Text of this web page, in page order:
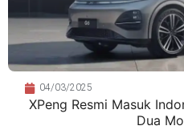
04/03/2025
XPeng Resmi Masuk
Dua